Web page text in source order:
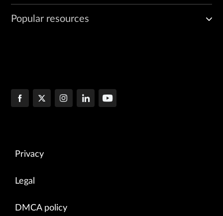
Popular resources
Privacy
Legal
DMCA policy